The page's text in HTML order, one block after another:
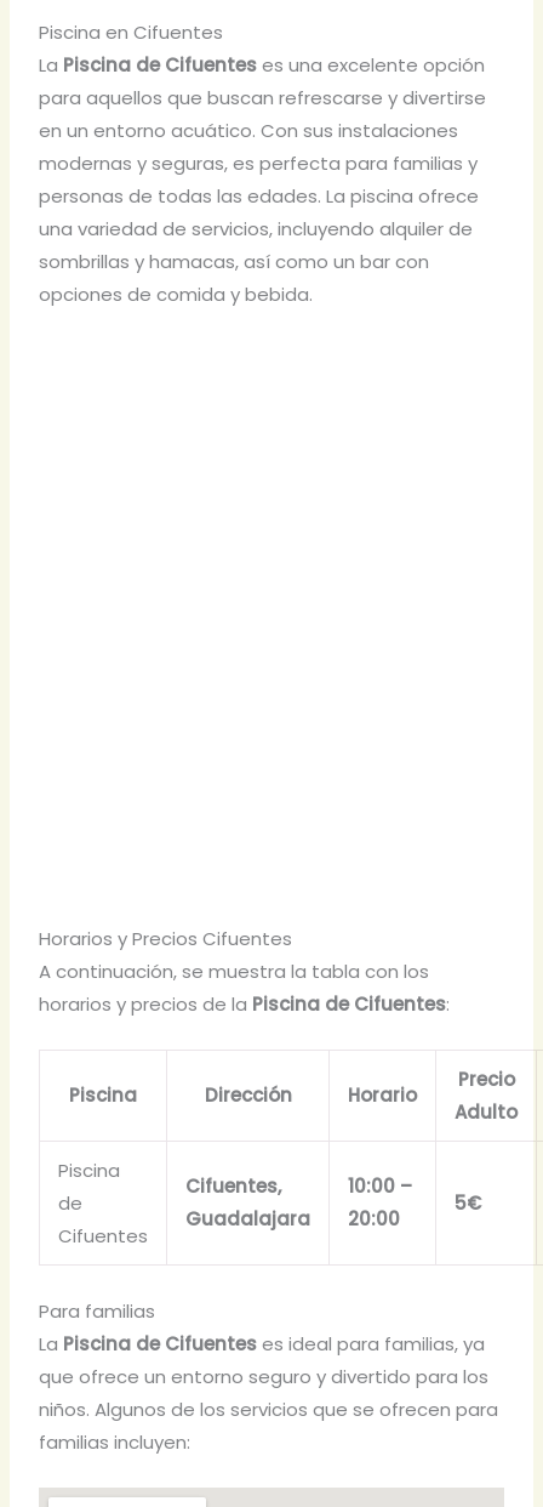
Piscina en Cifuentes
La Piscina de Cifuenteses una excelente opción
para aquellos que buscan refrescarse y divertirse
en un entorno acuático. Con sus instalaciones
modernas y seguras, es perfecta para familias y
personas de todas las edades. La piscina ofrece
una variedad de servicios, incluyendo alquiler de
sombrillas y hamacas, así como un bar con
opciones de comida y bebida.
Horarios y Precios Cifuentes
A continuación, se muestra la tabla con los
horarios y precios de la Piscina de Cifuentes:
Piscina Dirección Horario
Precio
Adulto
Piscina
de
Cifuentes
Cifuentes,
Guadalajara
10:00 –
20:00
5€
Para familias
La Piscina de Cifuenteses ideal para familias, ya
que ofrece un entorno seguro y divertido para los
niños. Algunos de los servicios que se ofrecen para
familias incluyen: